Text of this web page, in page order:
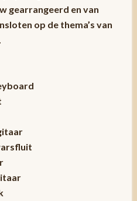
gearrangeerd en van
op de thema’s van